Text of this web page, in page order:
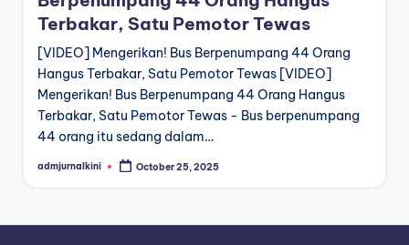
Terbakar, Satu Pemotor Tewas
[VIDEO] Mengerikan! Bus Berpenumpang 44 Orang
Hangus Terbakar, Satu Pemotor Tewas [VIDEO]
Mengerikan! Bus Berpenumpang 44 Orang Hangus
Terbakar, Satu Pemotor Tewas - Bus berpenumpang
44 orang itu sedang dalam…
Posted
admjurnalkini October 25, 2025